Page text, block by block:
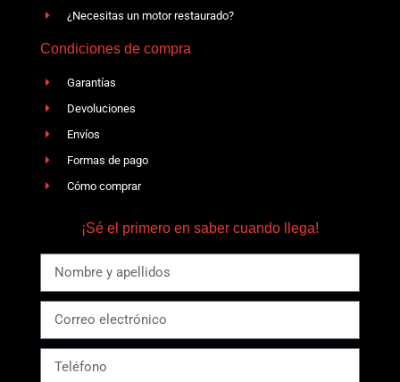
¿Necesitas un motor restaurado?
Condiciones de compra
Garantías
Devoluciones
Envíos
Formas de pago
Cómo comprar
¡Sé el primero en saber cuando llega!